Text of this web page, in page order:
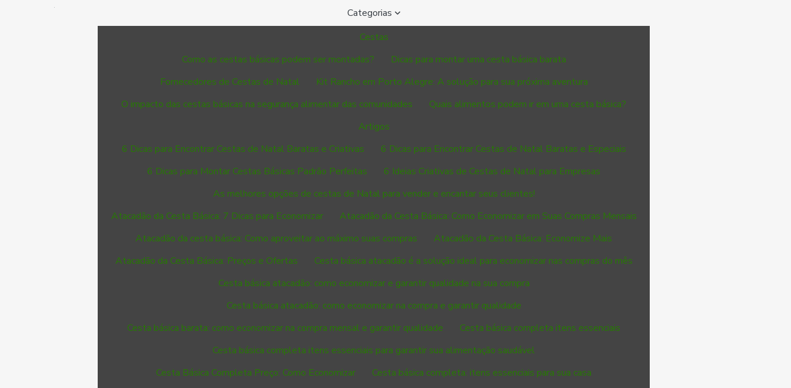
Categorias
Cestas
Como as cestas básicas podem ser montadas?
Dicas para montar uma cesta básica barata
Fornecedores de Cestas de Natal
Kit Rancho em Porto Alegre: A solução para sua próxima aventura
O impacto das cestas básicas na segurança alimentar das comunidades
Quais alimentos podem ir em uma cesta básica?
Artigos
6 Dicas para Encontrar Cestas de Natal Baratas e Criativas
6 Dicas para Encontrar Cestas de Natal Baratas e Especiais
6 Dicas para Montar Cestas Básicas Padrão Perfeitas
6 Ideias Criativas de Cestas de Natal para Empresas
As melhores opções de cestas de Natal para vender e encantar seus clientes!
Atacadão da Cesta Básica: 7 Dicas para Economizar
Atacadão da Cesta Básica: Como Economizar em Suas Compras Mensais
Atacadão da cesta básica: Como aproveitar ao máximo suas compras
Atacadão da Cesta Básica: Economize Mais
Atacadão da Cesta Básica: Preços e Ofertas
Cesta básica atacadão é a solução ideal para economizar nas compras do mês
Cesta básica atacadão: como economizar e garantir qualidade na sua compra
Cesta básica atacadão: como economizar na compra e garantir qualidade
Cesta básica barata: como economizar na compra mensal e garantir qualidade
Cesta básica completa itens essenciais
Cesta básica completa itens essenciais para garantir sua alimentação saudável
Cesta Básica Completa Preço: Como Economizar
Cesta básica completa: itens essenciais para sua casa